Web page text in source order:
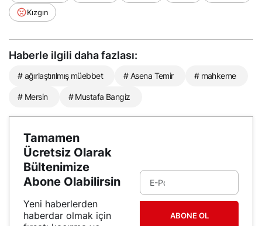
Kızgın
Haberle ilgili daha fazlası:
# ağırlaştırılmış müebbet # Asena Temir # mahkeme
# Mersin # Mustafa Bangiz
Tamamen
Ücretsiz Olarak
Bültenimize
Abone Olabilirsin
Yeni haberlerden
haberdar olmak için
ABONE OL